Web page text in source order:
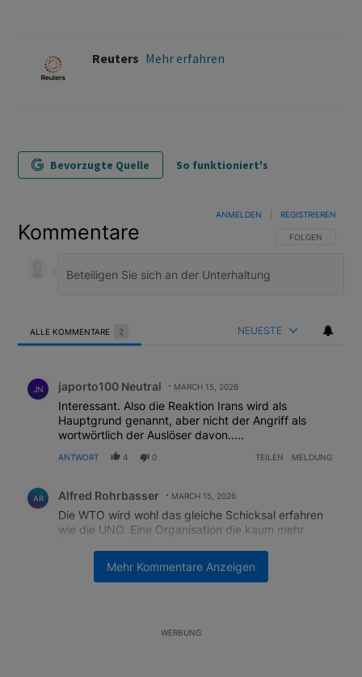
Reuters Mehr erfahren
Bevorzugte Quelle So funktioniert's
Mehr Kommentare Anzeigen
Kommentare FOLGE DIESER
FOLGEN
ANMELDEN REGISTRIEREN
ALLE KOMMENTARE 2 NEUESTE
JN japorto100 Neutral MARCH 15, 2026
Interessant. Also die Reaktion Irans wird als
Hauptgrund genannt, aber nicht der Angriff als
wortwörtlich der Auslöser davon.....
ANTWORT 4 0 TEILEN MELDUNG
AR Alfred Rohrbasser MARCH 15, 2026
Die WTO wird wohl das gleiche Schicksal erfahren
wie die UNO. Eine Organisation die kaum mehr
1 0
WERBUNG